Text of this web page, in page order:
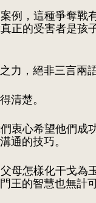
例，這種爭奪戰
正的受害者是孩
力，絕非三言兩
清楚。
衷心希望他們成
通的技巧。
母怎樣化干戈為
王的智慧也無計可